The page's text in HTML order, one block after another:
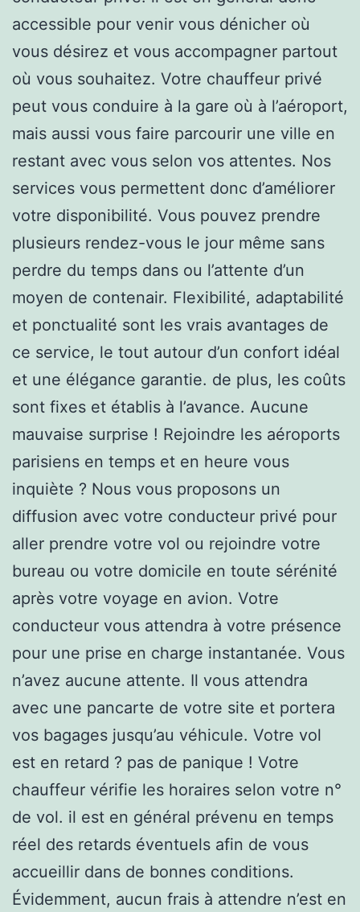
accessible pour venir vous dénicher où
vous désirez et vous accompagner partout
où vous souhaitez. Votre chauffeur privé
peut vous conduire à la gare où à l’aéroport,
mais aussi vous faire parcourir une ville en
restant avec vous selon vos attentes. Nos
services vous permettent donc d’améliorer
votre disponibilité. Vous pouvez prendre
plusieurs rendez-vous le jour même sans
perdre du temps dans ou l’attente d’un
moyen de contenair. Flexibilité, adaptabilité
et ponctualité sont les vrais avantages de
ce service, le tout autour d’un confort idéal
et une élégance garantie. de plus, les coûts
sont fixes et établis à l’avance. Aucune
mauvaise surprise ! Rejoindre les aéroports
parisiens en temps et en heure vous
inquiète ? Nous vous proposons un
diffusion avec votre conducteur privé pour
aller prendre votre vol ou rejoindre votre
bureau ou votre domicile en toute sérénité
après votre voyage en avion. Votre
conducteur vous attendra à votre présence
pour une prise en charge instantanée. Vous
n’avez aucune attente. Il vous attendra
avec une pancarte de votre site et portera
vos bagages jusqu’au véhicule. Votre vol
est en retard ? pas de panique ! Votre
chauffeur vérifie les horaires selon votre n°
de vol. il est en général prévenu en temps
réel des retards éventuels afin de vous
accueillir dans de bonnes conditions.
Évidemment, aucun frais à attendre n’est en